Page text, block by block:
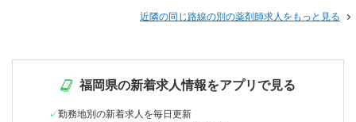
近隣の同じ路線の別の薬剤師求人をもっと見る
福岡県の新着求人情報をアプリで見る
勤務地別の新着求人を毎日更新